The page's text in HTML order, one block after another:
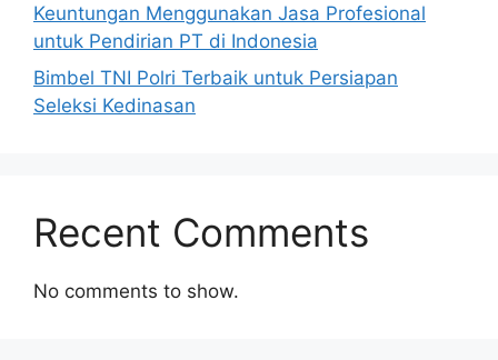
Keuntungan Menggunakan Jasa Profesional
untuk Pendirian PT di Indonesia
Bimbel TNI Polri Terbaik untuk Persiapan
Seleksi Kedinasan
Recent Comments
No comments to show.